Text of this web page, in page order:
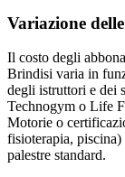
Variazione
Il costo degli
Brindisi varia in
degli istruttori e dei
Technogym o Life
Motorie o
fisioterapia,
palestre standard.